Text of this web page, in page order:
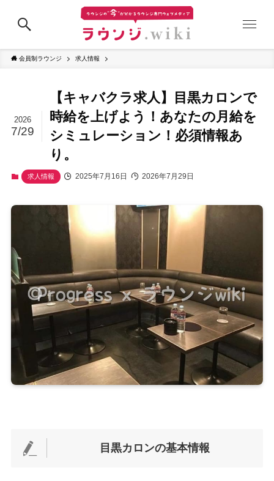
会員制ラウンジ 求人情報
【キャバクラ求人】目黒カロンで
時給を上げよう！あなたの月給を
シミュレーション！必須情報あ
り。
2026
7/29
求人情報 2025年7月16日 2026年7月29日
目黒カロンの基本情報